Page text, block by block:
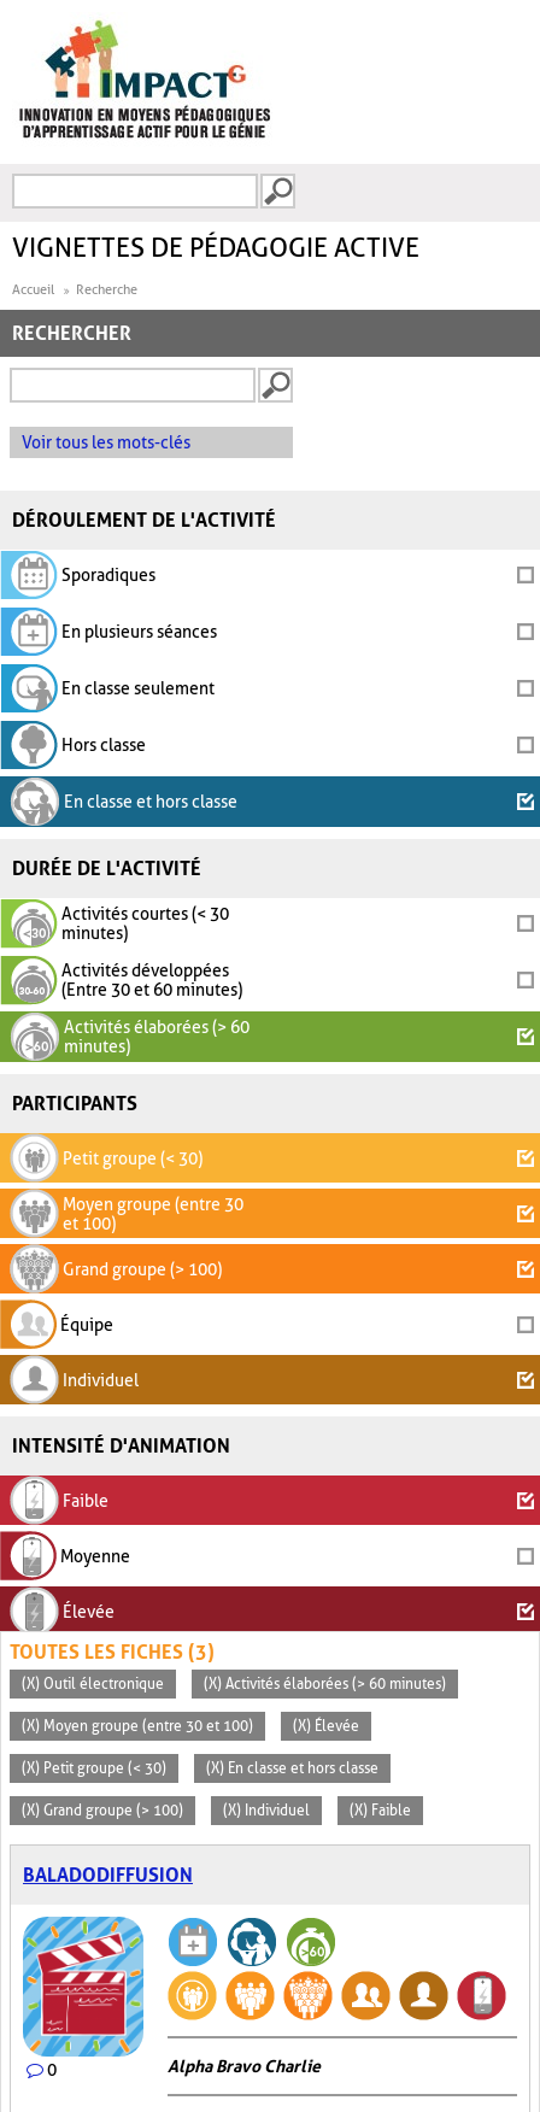
FORMULAIRE DE
VIGNETTES DE PÉDAGOGIE ACTIVE
Accueil Recherche
RECHERCHER
Voir tous les mots-clés
DÉROULEMENT DE L'ACTIVITÉ
Sporadiques
En plusieurs séances
En classe seulement
Hors classe
En classe et hors classe
DURÉE DE L'ACTIVITÉ
Activités courtes (< 30
minutes)
Activités développées
(Entre 30 et 60 minutes)
Activités élaborées (> 60
minutes)
PARTICIPANTS
Petit groupe (< 30)
Moyen groupe (entre 30
et 100)
Grand groupe (> 100)
Équipe
Individuel
INTENSITÉ D'ANIMATION
Faible
Moyenne
Élevée
TOUTES LES FICHES (3)
(X) Outil électronique (X) Activités élaborées (> 60 minutes)
(X) Moyen groupe (entre 30 et 100) (X) Élevée
(X) Petit groupe (< 30) (X) En classe et hors classe
(X) Grand groupe (> 100) (X) Individuel (X) Faible
BALADODIFFUSION
0 Alpha Bravo Charlie